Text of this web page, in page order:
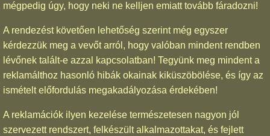
mégpedig úgy, hogy neki ne kelljen emiatt tovább fáradozni!
A rendezést követően lehetőség szerint még egyszer
kérdezzük meg a vevőt arról, hogy valóban mindent rendben
lévőnek talált-e azzal kapcsolatban! Tegyünk meg mindent a
reklamálthoz hasonló hibák okainak kiküszöbölése, és így az
ismételt előfordulás megakadályozása érdekében!
A reklamációk ilyen kezelése természetesen nagyon jól
szervezett rendszert, felkészült alkalmazottakat, és fejlett